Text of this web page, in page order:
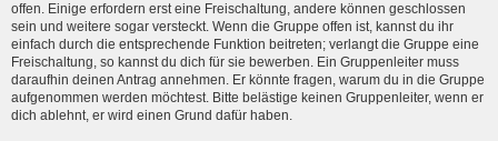
offen. Einige erfordern erst eine Freischaltung, andere können geschlossen
sein und weitere sogar versteckt. Wenn die Gruppe offen ist, kannst du ihr
einfach durch die entsprechende Funktion beitreten; verlangt die Gruppe eine
Freischaltung, so kannst du dich für sie bewerben. Ein Gruppenleiter muss
daraufhin deinen Antrag annehmen. Er könnte fragen, warum du in die Gruppe
aufgenommen werden möchtest. Bitte belästige keinen Gruppenleiter, wenn er
dich ablehnt, er wird einen Grund dafür haben.